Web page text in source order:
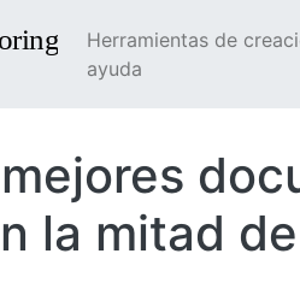
Herramientas de
ayuda
la mitad